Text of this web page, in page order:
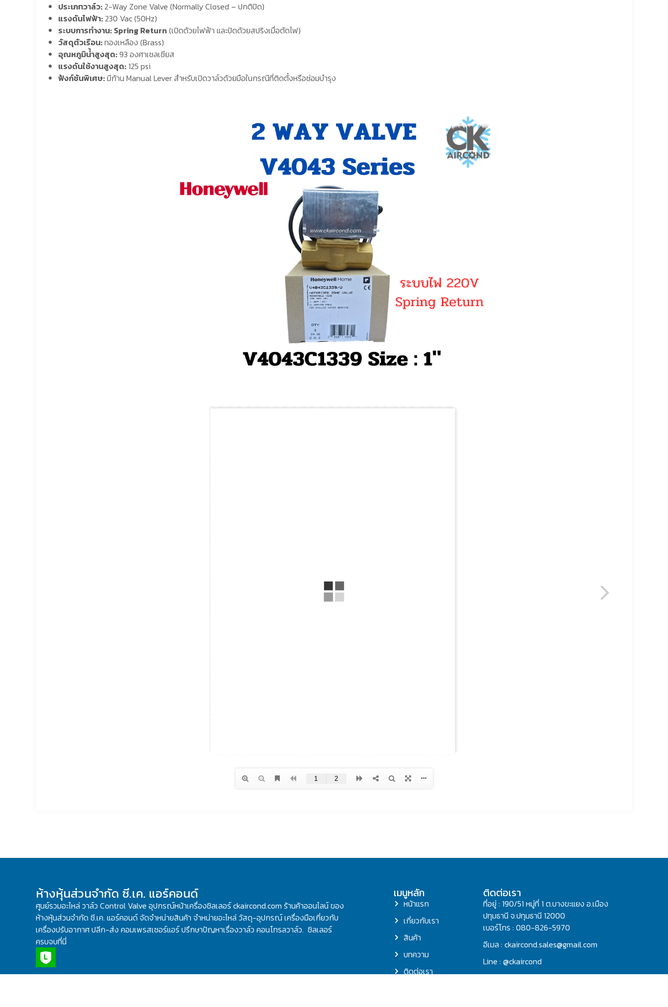
ประเภทวาล์ว: 2-Way Zone Valve (Normally Closed – ปกติปิด)
แรงดันไฟฟ้า: 230 Vac (50Hz)
ระบบการทำงาน: Spring Return (เปิดด้วยไฟฟ้า และปิดด้วยสปริงเมื่อตัดไฟ)
วัสดุตัวเรือน:ทองเหลือง (Brass)
อุณหภูมิน้ำสูงสุด:93 องศาเซลเซียส
แรงดันใช้งานสูงสุด: 125 psi
ฟังก์ชันพิเศษ:มีก้าน Manual Lever สำหรับเปิดวาล์วด้วยมือในกรณีที่ติดตั้งหรือซ่อมบำรุง
ห้างหุ้นส่วนจำกัด ซี.เค. แอร์คอนด์
ศูนย์รวมอะไหล่ วาล์ว Control Valve อุปกรณ์หน้าเครื่องชิลเลอร์ ckaircond.com ร้านค้าออนไลน์ ของ
ห้างหุ้นส่วนจำกัด ซี.เค. แอร์คอนด์ จัดจำหน่ายสินค้า จำหน่ายอะไหล่ วัสดุ-อุปกรณ์ เครื่องมือเกี่ยวกับ
เครื่องปรับอากาศ ปลีก-ส่ง คอมเพรสเซอร์แอร์ ปรึกษาปัญหาเรื่องวาล์ว คอนโทรลวาล์ว. ชิลเลอร์
ครบจบที่นี่
เมนูหลัก
หน้าแรก
เกี่ยวกับเรา
สินค้า
บทความ
ติดต่อเรา
ติดต่อเรา
ที่อยู่ : 190/51 หมู่ที่ 1 ต.บางขะแยง อ.เมือง
ปทุมธานี จ.ปทุมธานี 12000
เบอร์โทร : 080-826-5970
อีเมล : ckaircond.sales@gmail.com
Line : @ckaircond